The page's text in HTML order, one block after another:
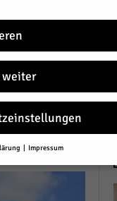
in
für
werden
Urlaub auch
weiter
Impressum
zu freiwilligen